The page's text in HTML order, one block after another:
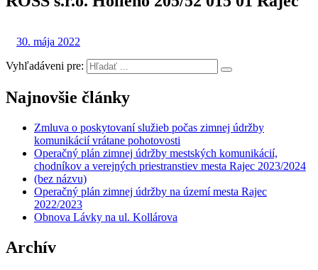
30. mája 2022
Vyhľadáveni pre:
Najnovšie články
Zmluva o poskytovaní služieb počas zimnej údržby
komunikácií vrátane pohotovosti
Operačný plán zimnej údržby mestských komunikácií,
chodníkov a verejných priestranstiev mesta Rajec 2023/2024
(bez názvu)
Operačný plán zimnej údržby na území mesta Rajec
2022/2023
Obnova Lávky na ul. Kollárova
Archív